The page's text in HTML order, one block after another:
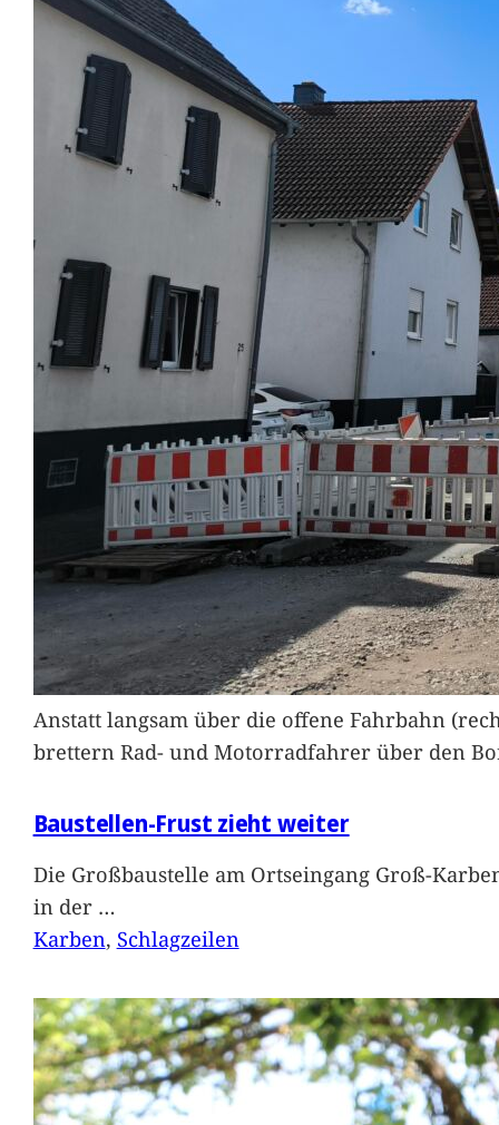
Anstatt langsam über die offene Fahrbahn
brettern Rad- und Motorradfahrer über den
Baustellen-Frust zieht weiter
Die Großbaustelle am Ortseingang Groß-
in der …
Karben, Schlagzeilen